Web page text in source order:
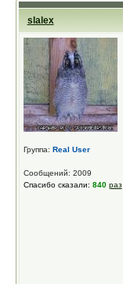
slalex
Группа: Real User
Сообщений: 2009
Спасибо сказали: 840 раз